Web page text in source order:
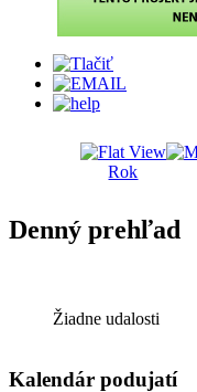
Rok
Denný prehľad
Žiadne udalosti
Kalendár podujatí